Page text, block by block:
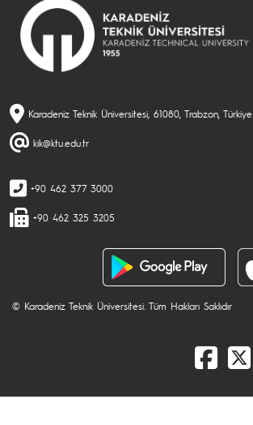
Karadeniz Teknik Üniversitesi, 61080, Trabzon, Türkiye
kik@ktu.edu.tr
+90 462 377 3000
+90 462 325 3205
© Karadeniz Teknik Üniversitesi. Tüm Hakları Saklıdır